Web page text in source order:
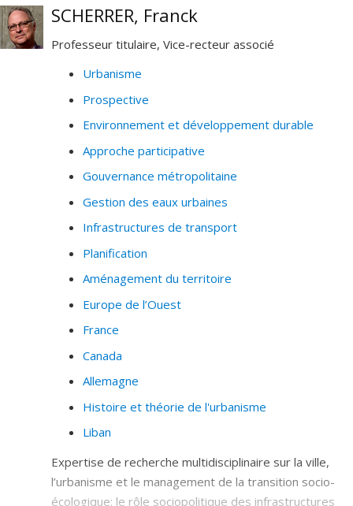
SCHERRER, Franck
Professeur titulaire, Vice-recteur associé
Urbanisme
Prospective
Environnement et développement durable
Approche participative
Gouvernance métropolitaine
Gestion des eaux urbaines
Infrastructures de transport
Planification
Aménagement du territoire
Europe de l’Ouest
France
Canada
Allemagne
Histoire et théorie de l'urbanisme
Liban
Expertise de recherche multidisciplinaire sur la ville,
l’urbanisme et le management de la transition socio-
écologique: le rôle sociopolitique des infrastructures